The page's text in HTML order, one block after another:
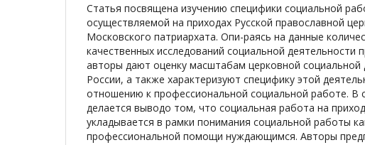
Статья посвящена изучению специфики социальной
осуществляемой на приходах Русской православной
Московского патриархата. Опи-раясь на данные
качественных исследований социальной деятельности
авторы дают оценку масштабам церковной социальной
России, а также характеризуют специфику этой
отношению к профессиональной социальной работе. В
делается выводо том, что социальная работа на
укладывается в рамки понимания социальной работы
профессиональной помощи нуждающимся. Авторы